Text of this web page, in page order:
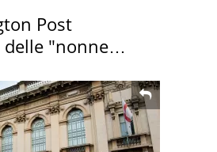
Post
delle "nonne